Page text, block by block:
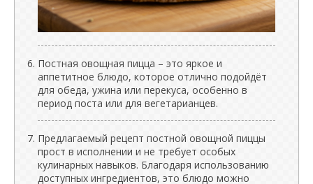
Постная овощная пицца – это яркое и
аппетитное блюдо, которое отлично подойдёт
для обеда, ужина или перекуса, особенно в
период поста или для вегетарианцев.
Предлагаемый рецепт постной овощной пиццы
прост в исполнении и не требует особых
кулинарных навыков. Благодаря использованию
доступных ингредиентов, это блюдо можно